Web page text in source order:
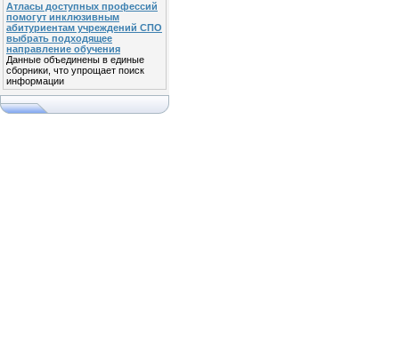
Атласы доступных профессий
помогут инклюзивным
абитуриентам учреждений СПО
выбрать подходящее
направление обучения
Данные объединены в единые
сборники, что упрощает поиск
информации